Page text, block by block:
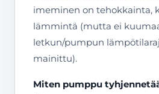
imeminen on tehokkainta,
lämmintä (mutta ei
letkun/pumpun
mainittu).
Miten pumppu